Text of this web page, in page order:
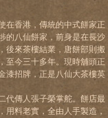
在香港，傳統的中式餅家正
的八仙餅家，前身是在長沙
後來茶樓結業，唐餅部則搬
至今三十多年。現時舖頭正
漆招牌，正是八仙大茶樓英
代傳人張子榮掌舵。餅店最
用料老實，全由人手製造，